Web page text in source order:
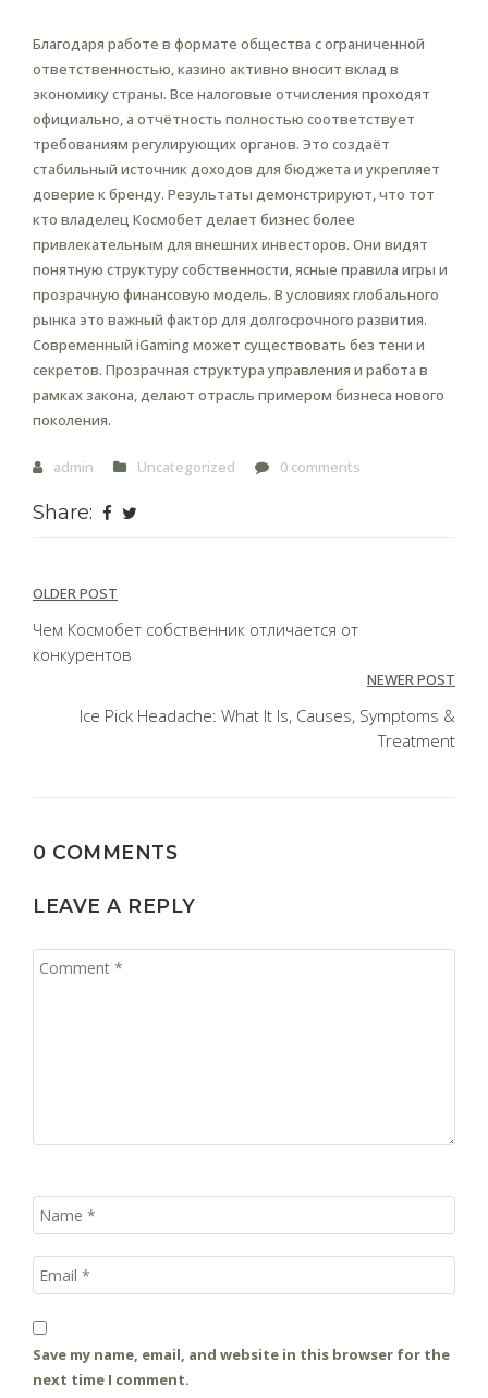
Благодаря работе в формате общества с ограниченной
ответственностью, казино активно вносит вклад в
экономику страны. Все налоговые отчисления проходят
официально, а отчётность полностью соответствует
требованиям регулирующих органов. Это создаёт
стабильный источник доходов для бюджета и укрепляет
доверие к бренду. Результаты демонстрируют, что тот
кто владелец Космобет делает бизнес более
привлекательным для внешних инвесторов. Они видят
понятную структуру собственности, ясные правила игры и
прозрачную финансовую модель. В условиях глобального
рынка это важный фактор для долгосрочного развития.
Современный iGaming может существовать без тени и
секретов. Прозрачная структура управления и работа в
рамках закона, делают отрасль примером бизнеса нового
поколения.
admin Uncategorized 0 comments
Share:
Post
navigation
OLDER POST
Чем Космобет собственник отличается от
конкурентов
NEWER POST
Ice Pick Headache: What It Is, Causes, Symptoms &
Treatment
0 COMMENTS
LEAVE A REPLY
Save my name, email, and website in this browser for the
next time I comment.